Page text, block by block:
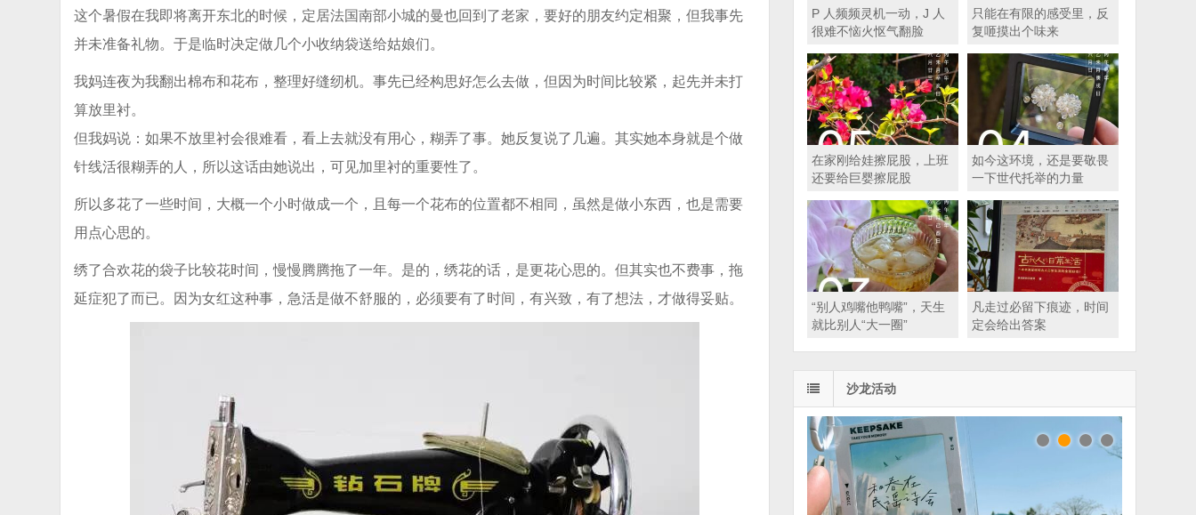
这个暑假在我即将离开东北的时候，定居法国南部小城的曼也回到了老家，要好的朋友约定相聚，但我事先
并未准备礼物。于是临时决定做几个小收纳袋送给姑娘们。
我妈连夜为我翻出棉布和花布，整理好缝纫机。事先已经构思好怎么去做，但因为时间比较紧，起先并未打
算放里衬。
但我妈说：如果不放里衬会很难看，看上去就没有用心，糊弄了事。她反复说了几遍。其实她本身就是个做
针线活很糊弄的人，所以这话由她说出，可见加里衬的重要性了。
所以多花了一些时间，大概一个小时做成一个，且每一个花布的位置都不相同，虽然是做小东西，也是需要
用点心思的。
绣了合欢花的袋子比较花时间，慢慢腾腾拖了一年。是的，绣花的话，是更花心思的。但其实也不费事，拖
延症犯了而已。因为女红这种事，急活是做不舒服的，必须要有了时间，有兴致，有了想法，才做得妥贴。
P 人频频灵机一动，J 人
很难不恼火怄气翻脸
只能在有限的感受里，反
复咂摸出个味来
在家刚给娃擦屁股，上班
还要给巨婴擦屁股
如今这环境，还是要敬畏
一下世代托举的力量
“别人鸡嘴他鸭嘴”，天生
就比别人“大一圈”
凡走过必留下痕迹，时间
定会给出答案
沙龙活动